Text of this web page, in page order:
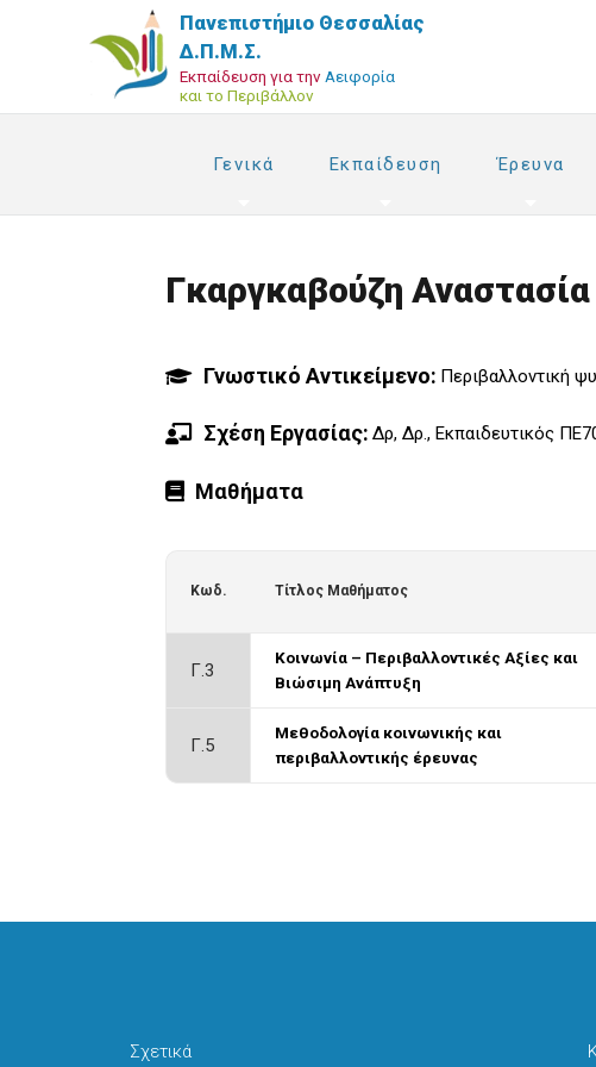
Πανεπιστήμιο Θεσσαλίας
Δ.Π.Μ.Σ.
Εκπαίδευση για την Αειφορία
και το Περιβάλλον
Γενικά Εκπαίδευση Έρευνα
Γκαργκαβούζη Αναστασία
Γνωστικό Αντικείμενο Περιβαλλοντική
Σχέση Εργασίας Δρ, Δρ., Εκπαιδευτικός
Μαθήματα
Κωδ. Τίτλος Μαθήματος
Γ.3
Κοινωνία – Περιβαλλοντικές Αξίες και
Βιώσιμη Ανάπτυξη
Γ.5
Μεθοδολογία κοινωνικής και
περιβαλλοντικής έρευνας
Σχετικά